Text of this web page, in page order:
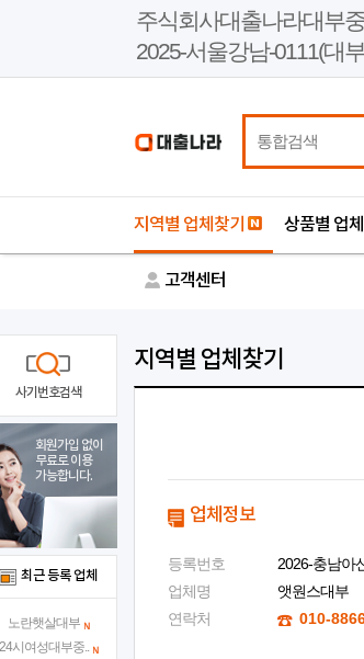
주식회사대출나라대부
2025-서울강남-0111(대
지역별 업체찾기 상품별 업체
고객센터
지역별 업체찾기
업체정보
등록번호
2026-충남아
업체명
앳원스대부
연락처
010-
사기번호검색
회원가입 없이
무료로 이용
가능합니다.
최근 등록 업체
노란햇살대부
시여성대부중..